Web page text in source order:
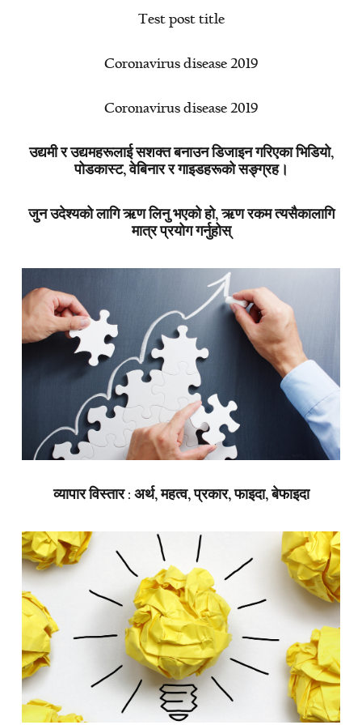
Test post title
Coronavirus disease 2019
Coronavirus disease 2019
उद्यमी र उद्यमहरूलाई सशक्त बनाउन डिजाइन गरिएका भिडियो,
पोडकास्ट, वेबिनार र गाइडहरूको सङ्ग्रह।
जुन उदेश्यको लागि ऋण लिनु भएको हो, ऋण रकम त्यसैकालागि
मात्र प्रयोग गर्नुहोस्
व्यापार विस्तार : अर्थ, महत्व, प्रकार, फाइदा, बेफाइदा